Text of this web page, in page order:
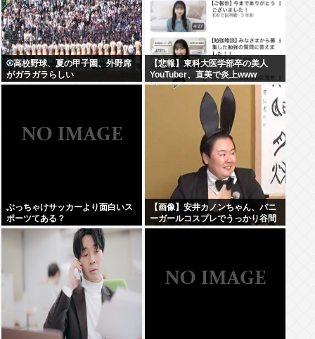
⚾高校野球、夏の甲子園、外野席
がガラガラらしい
【悲報】東科大医学部卒の美人
YouTuber、直美で炎上www
ぶっちゃけサッカーより面白いス
ポーツてある？
【画像】安井カノンちゃん、バニ
ーガールコスプレでうっかり谷間
が見えてしまう